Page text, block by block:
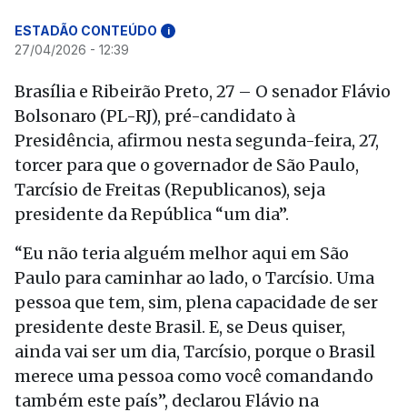
ESTADÃO CONTEÚDO i
27/04/2026 - 12:39
Brasília e Ribeirão Preto, 27 – O senador Flávio
Bolsonaro (PL-RJ), pré-candidato à
Presidência, afirmou nesta segunda-feira, 27,
torcer para que o governador de São Paulo,
Tarcísio de Freitas (Republicanos), seja
presidente da República “um dia”.
“Eu não teria alguém melhor aqui em São
Paulo para caminhar ao lado, o Tarcísio. Uma
pessoa que tem, sim, plena capacidade de ser
presidente deste Brasil. E, se Deus quiser,
ainda vai ser um dia, Tarcísio, porque o Brasil
merece uma pessoa como você comandando
também este país”, declarou Flávio na